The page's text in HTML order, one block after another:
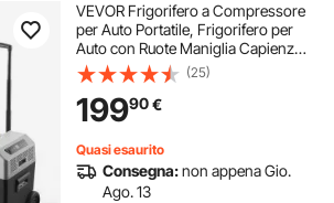
VEVOR Frigorifero a Compressore
per Auto Portatile, Frigorifero per
Auto con Ruote Maniglia Capienza
40 L Controllo APP, Temperatura tra
-22°C a 10°C, Congelatore Elettrico
per Camper SUV, Campeggio
(25)
19990€
Quasi esaurito
Consegna:non appena Gio.
Ago. 13